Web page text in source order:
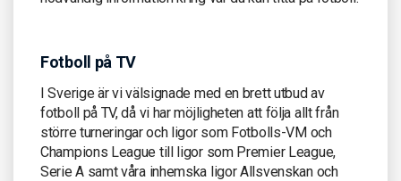
Fotboll på TV
I Sverige är vi välsignade med en brett utbud av
fotboll på TV, då vi har möjligheten att följa allt från
större turneringar och ligor som Fotbolls-VM och
Champions League till ligor som Premier League,
Serie A samt våra inhemska ligor Allsvenskan och